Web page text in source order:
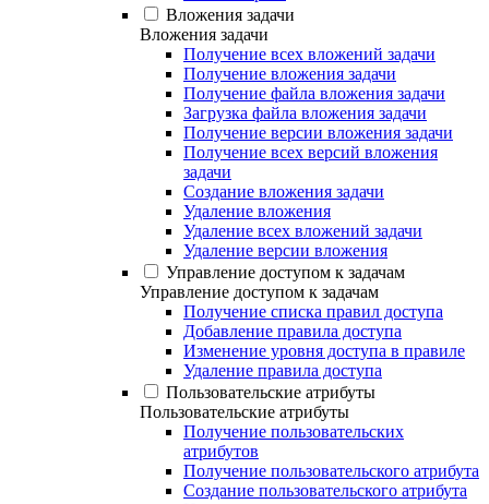
Вложения задачи
Вложения задачи
Получение всех вложений задачи
Получение вложения задачи
Получение файла вложения задачи
Загрузка файла вложения задачи
Получение версии вложения задачи
Получение всех версий вложения
задачи
Создание вложения задачи
Удаление вложения
Удаление всех вложений задачи
Удаление версии вложения
Управление доступом к задачам
Управление доступом к задачам
Получение списка правил доступа
Добавление правила доступа
Изменение уровня доступа в правиле
Удаление правила доступа
Пользовательские атрибуты
Пользовательские атрибуты
Получение пользовательских
атрибутов
Получение пользовательского атрибута
Создание пользовательского атрибута